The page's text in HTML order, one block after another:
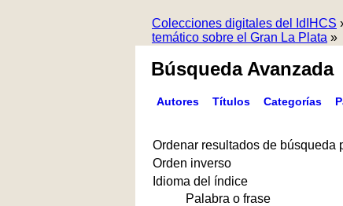
Colecciones digitales del IdIHCS
temático sobre el Gran La Plata »
Búsqueda Avanzada
Autores Títulos Categorías
Ordenar resultados de búsqueda
Orden inverso
Idioma del índice
Palabra o frase